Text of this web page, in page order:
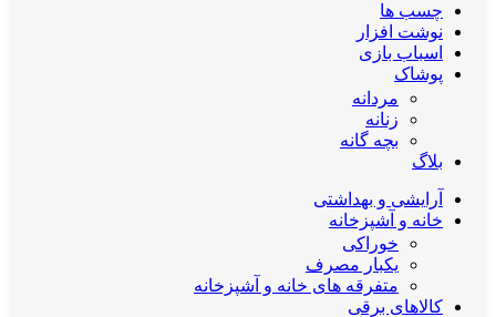
چسب ها
نوشت افزار
اسباب بازی
پوشاک
مردانه
زنانه
بچه گانه
بلاگ
آرایشی و بهداشتی
خانه و آشپزخانه
خوراکی
یکبار مصرف
متفرقه های خانه و آشپزخانه
کالاهای برقی